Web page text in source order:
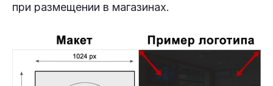
при размещении в магазинах.